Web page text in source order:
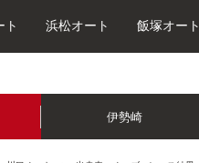
ト 浜松オート 飯塚オート
伊勢崎